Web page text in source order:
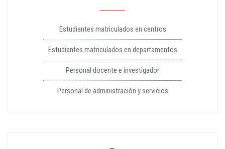
Estudiantes matriculados en centros
Estudiantes matriculados en departamentos
Personal docente e investigador
Personal de administración y servicios